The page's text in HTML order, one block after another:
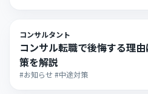
コンサルタント
コンサル転職で後悔する理
策を解説
#お知らせ #中途対策